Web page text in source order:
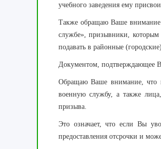
учебного заведения ему
Также обращаю Ваше внимание
службе», призывники, которым
подавать в районные
Документом, подтверждающее
Обращаю Ваше внимание, что
военную службу, а также
призыва.
Это означает, что если Вы
предоставления отсрочки и